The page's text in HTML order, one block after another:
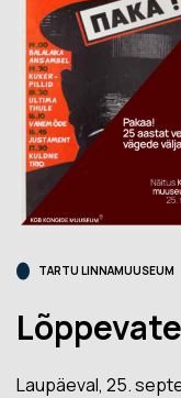
TARTU LINNAMUUSEUM
Laupäeval, 25.